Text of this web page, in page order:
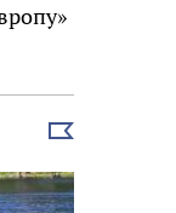
Выбрать